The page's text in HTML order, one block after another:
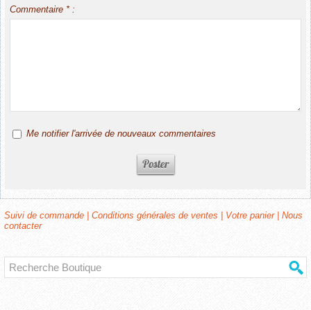
Commentaire * :
Me notifier l'arrivée de nouveaux commentaires
Suivi de commande Conditions générales de ventes Votre panier
Nous
contacter